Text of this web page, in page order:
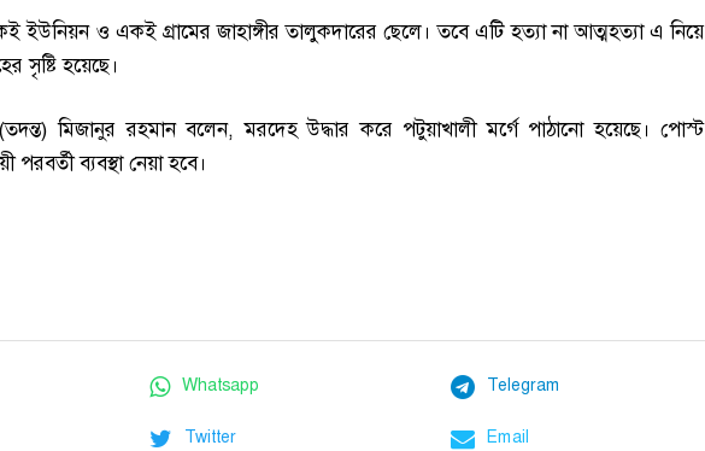
ইউনিয়ন ও একই গ্রামের জাহাঙ্গীর তালুকদারের ছেলে। তবে এটি হত্যা না আত্মহত্যা এ নিয়ে
সৃষ্টি হয়েছে।
মিজানুর রহমান বলেন, মরদেহ উদ্ধার করে পটুয়াখালী মর্গে পাঠানো হয়েছে। পোস্ট
পরবর্তী ব্যবস্থা নেয়া হবে।
Whatsapp Telegram
Twitter Email